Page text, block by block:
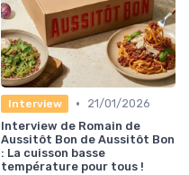
Interview •
21/01/2026
Interview de Romain de
Aussitôt Bon de Aussitôt Bon
: La cuisson basse
température pour tous !